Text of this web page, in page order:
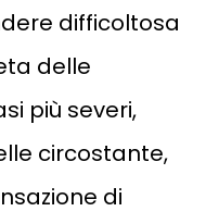
difficoltosa
delle
più severi,
circostante,
di